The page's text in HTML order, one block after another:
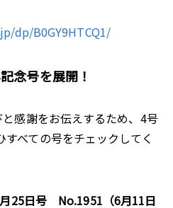
dp/B0GY9HTCQ1/
念号を展開！
感謝をお伝えするため、4号
べての号をチェックしてく
月25日号 No.1951（6月11日